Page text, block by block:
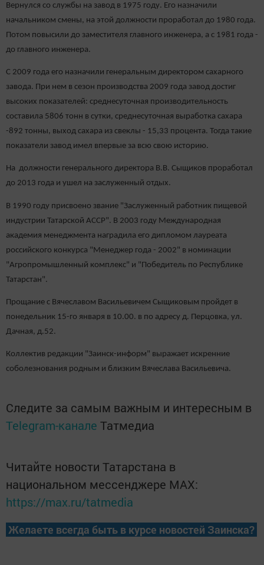
Вернулся со службы на завод в 1975 году. Его назначили
начальником смены, на этой должности проработал до 1980 года.
Потом повысили до заместителя главного инженера, а с 1981 года -
до главного инженера.
С 2009 года его назначили генеральным директором сахарного
завода. При нем в сезон производства 2009 года завод достиг
высоких показателей: среднесуточная производительность
составила 5806 тонн в сутки, среднесуточная выработка сахара
-892 тонны, выход сахара из свеклы - 15,33 процента. Тогда такие
показатели завод имел впервые за всю свою историю.
На должности генерального директора В.В. Сыщиков проработал
до 2013 года и ушел на заслуженный отдых.
В 1990 году присвоено звание "Заслуженный работник пищевой
индустрии Татарской АССР". В 2003 году Международная
академия менеджмента наградила его дипломом лауреата
российского конкурса "Менеджер года - 2002" в номинации
"Агропромышленный комплекс" и "Победитель по Республике
Татарстан".
Прощание с Вячеславом Васильевичем Сыщиковым пройдет в
понедельник 15-го января в 10.00. в по адресу д. Перцовка, ул.
Дачная, д.52.
Коллектив редакции "Заинск-информ" выражает искренние
соболезнования родным и близким Вячеслава Васильевича.
Следите за самым важным и интересным в
Telegram-канале Татмедиа
Читайте новости Татарстана в
национальном мессенджере MАХ:
https://max.ru/tatmedia
Желаете всегда быть в курсе новостей Заинска?